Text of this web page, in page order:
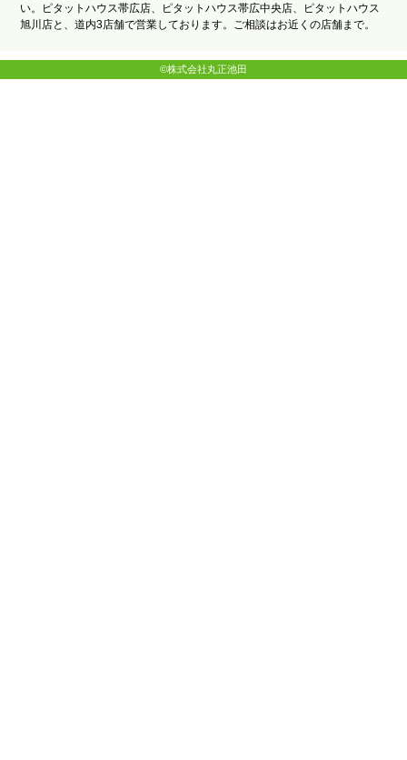
い。ピタットハウス帯広店、ピタットハウス帯広中央店、ピタットハウス
旭川店と、道内3店舗で営業しております。ご相談はお近くの店舗まで。
©株式会社丸正池田